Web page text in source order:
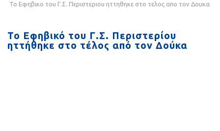
Το Εφηβικο του Γ.Σ. Περιστεριου ηττηθηκε στο τελος απο τον Δουκα
Το Εφηβικό του Γ.Σ. Περιστερίου
ηττήθηκε στο τέλος από τον Δούκα